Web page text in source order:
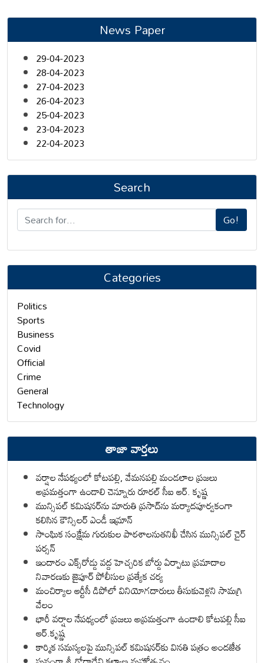
News Paper
29-04-2023
28-04-2023
27-04-2023
26-04-2023
25-04-2023
23-04-2023
22-04-2023
Search
Go!
Categories
Politics
Sports
Business
Covid
Official
Crime
General
Technology
తాజా వార్తలు
వర్షాల నేపథ్యంలో కోటపల్లి, వేమనపల్లి మండలాల ప్రజలు
అప్రమత్తంగా ఉండాలి చెన్నూరు రూరల్ సీఐ ఆర్. కృష్ణ
మున్సిపల్ కమిషనర్‌ను మారుతి ప్రసాద్‌ను మర్యాదపూర్వకంగా
కలిసిన కౌన్సిలర్ ఎండీ ఇమ్రాన్ ​
సాంఘిక సంక్షేమ గురుకుల పాఠశాలనుతనిఖీ చేసిన మున్సిపల్ చైర్
పర్సన్
ఇందారం ఎక్స్‌రోడ్డు వద్ద హెచ్చరిక బోర్డు ఏర్పాటు ప్రమాదాల
నివారణకు జైపూర్ పోలీసుల ప్రత్యేక చర్య
మంచిర్యాల ఆర్టీసీ డిపోలో వినియోగదారులు తీసుకువెళ్లని సామగ్రి
వేలం
భారీ వర్షాల నేపథ్యంలో ప్రజలు అప్రమత్తంగా ఉండాలి కోటపల్లి సీఐ
ఆర్.కృష్ణ
కార్మిక సమస్యలపై మున్సిపల్ కమిషనర్‌కు వినతి పత్రం అందజేత